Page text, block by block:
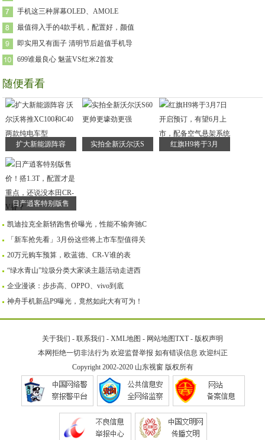
手机这三种屏幕OLED、AMOLE
最值得入手的4款手机，配置好，颜值
即实用又有面子 清明节后超值手机导
699谁最良心 魅蓝VS红米2首发
随便看看
扩大新能源阵容 实拍全新沃尔沃S 红旗H9将于3月
日产逍客特别版售
凯迪拉克全新轿跑售价曝光，性能不输奔驰C
「新车抢先看」3月份这些将上市车型值得关
20万元购车预算，欧蓝德、CR-V谁的表
“绿水青山”垃圾分类大家谈主题活动走进西
企业漫谈：步步高、OPPO、vivo到底
神舟手机新品P9曝光，竟然如此大有可为！
关于我们 - 联系我们 - XML地图 - 网站地图TXT- 版权声明
本网拒绝一切非法行为 欢迎监督举报 如有错误信息 欢迎纠正
Copyright 2002-2020 山东视窗版权所有